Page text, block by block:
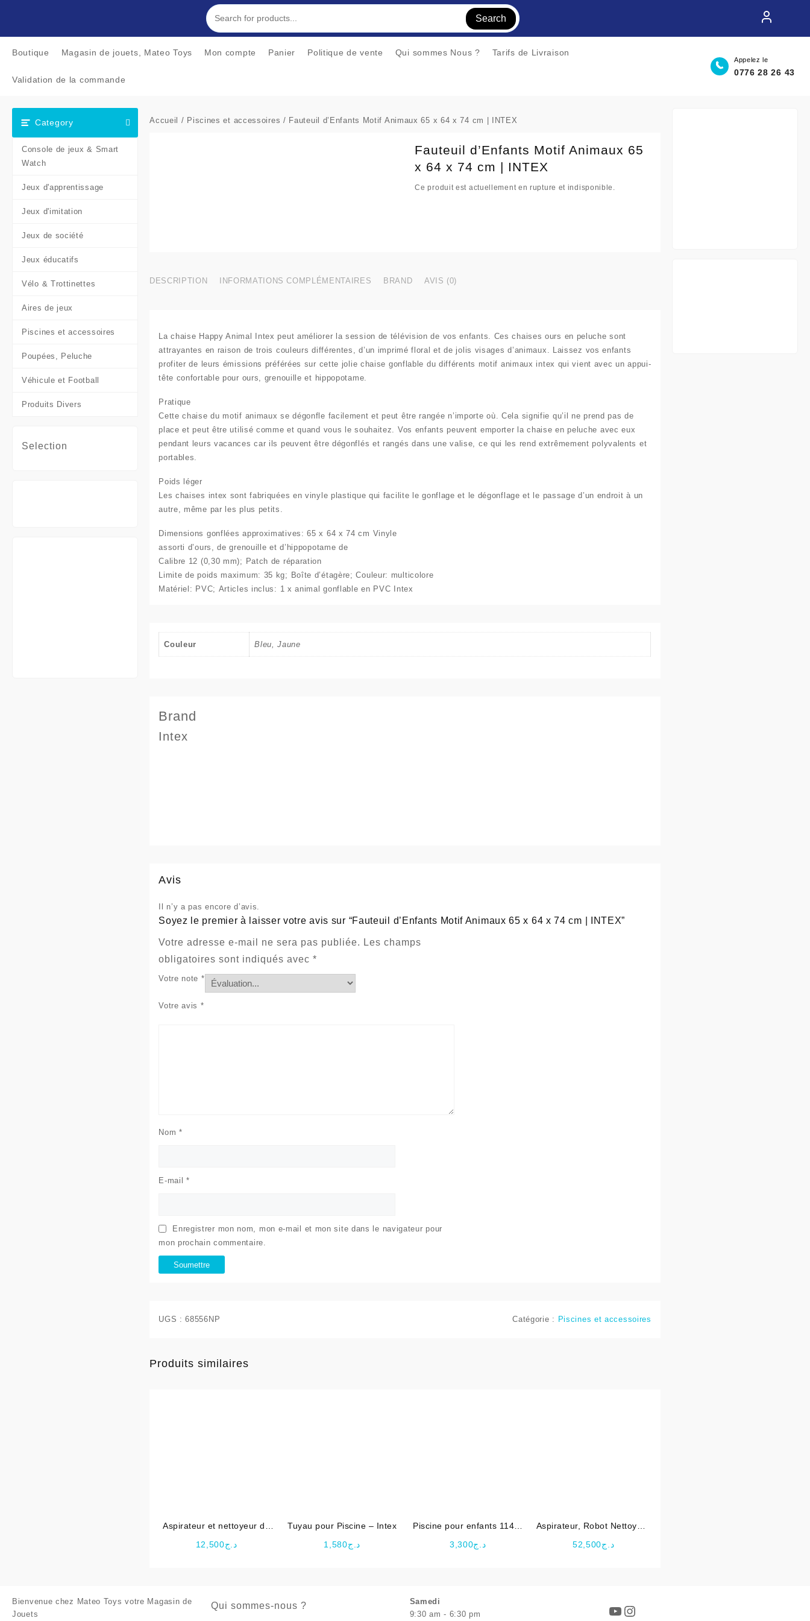
Search
Boutique Magasin de jouets, Mateo Toys Mon compte Panier Politique de vente Qui sommes Nous ? Tarifs de Livraison
Validation de la commande
Appelez le
0776 28 26 43
Category
Console de jeux & Smart
Watch
Jeux d'apprentissage
Jeux d'imitation
Jeux de société
Jeux éducatifs
Vélo & Trottinettes
Aires de jeux
Piscines et accessoires
Poupées, Peluche
Véhicule et Football
Produits Divers
Selection
Accueil / Piscines et accessoires / Fauteuil d’Enfants Motif Animaux 65 x 64 x 74 cm | INTEX
Fauteuil d’Enfants Motif Animaux 65
x 64 x 74 cm | INTEX
Ce produit est actuellement en rupture et indisponible.
DESCRIPTION INFORMATIONS COMPLÉMENTAIRES BRAND AVIS (0)
La chaise Happy Animal Intex peut améliorer la session de télévision de vos enfants. Ces chaises ours en peluche sont
attrayantes en raison de trois couleurs différentes, d’un imprimé floral et de jolis visages d’animaux. Laissez vos enfants
profiter de leurs émissions préférées sur cette jolie chaise gonflable du différents motif animaux intex qui vient avec un appui-
tête confortable pour ours, grenouille et hippopotame.
Pratique
Cette chaise du motif animaux se dégonfle facilement et peut être rangée n’importe où. Cela signifie qu’il ne prend pas de
place et peut être utilisé comme et quand vous le souhaitez. Vos enfants peuvent emporter la chaise en peluche avec eux
pendant leurs vacances car ils peuvent être dégonflés et rangés dans une valise, ce qui les rend extrêmement polyvalents et
portables.
Poids léger
Les chaises intex sont fabriquées en vinyle plastique qui facilite le gonflage et le dégonflage et le passage d’un endroit à un
autre, même par les plus petits.
Dimensions gonflées approximatives: 65 x 64 x 74 cm Vinyle
assorti d’ours, de grenouille et d’hippopotame de
Calibre 12 (0,30 mm); Patch de réparation
Limite de poids maximum: 35 kg; Boîte d’étagère; Couleur: multicolore
Matériel: PVC; Articles inclus: 1 x animal gonflable en PVC Intex
Couleur Bleu, Jaune
Brand
Intex
Avis
Il n’y a pas encore d’avis.
Soyez le premier à laisser votre avis sur “Fauteuil d’Enfants Motif Animaux 65 x 64 x 74 cm | INTEX”
Votre adresse e-mail ne sera pas publiée. Les champs
obligatoires sont indiqués avec*
Votre note *
Votre avis *
Nom *
E-mail*
Enregistrer mon nom, mon e-mail et mon site dans le navigateur pour
mon prochain commentaire.
UGS :68556NP Catégorie : Piscines et accessoires
Produits similaires
Aspirateur et nettoyeur de
د.ج12,500
Tuyau pour Piscine – Intex
د.ج1,580
Piscine pour enfants 114 X
د.ج3,300
Aspirateur, Robot Nettoyeur
ZX300 – INTEX
د.ج52,500
Bienvenue chez Mateo Toys votre Magasin de
Jouets
Qui sommes-nous ?
Samedi
9:30 am - 6:30 pm
YouTube
Instagram